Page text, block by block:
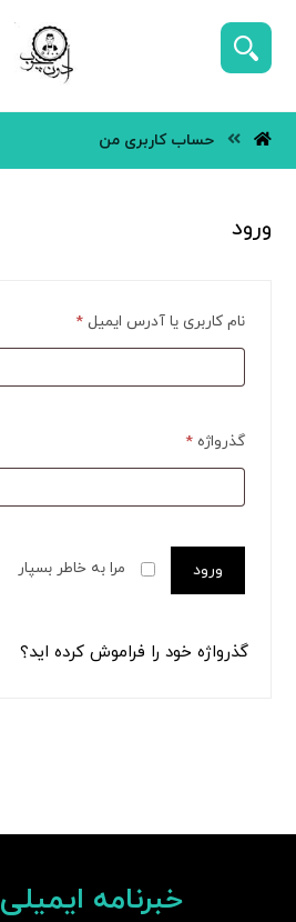
حساب کاربری من
ورود
نام کاربری یا آدرس ایمیل*
گذرواژه*
مرا به خاطر بسپار ورود
گذرواژه خود را فراموش کرده اید؟
خبرنامه ایمیلی